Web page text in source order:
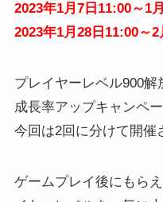
2023年1月7日11:00～1
2023年1月28日11:00～
プレイヤーレベル900
成長率アップキャンペ
今回は2回に分けて開催
ゲームプレイ後にもら